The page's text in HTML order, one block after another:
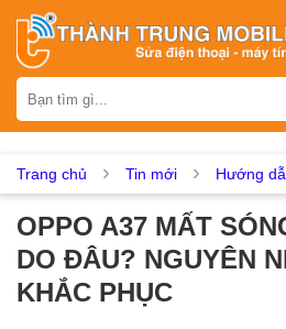
iPhone Samsung
Nokia
Asus Sony Vertu
Dịch vụ sửa chữa
Thay loa
Trang chủ Tin mới Hướng
OPPO A37 MẤT
DO ĐÂU? NGUYÊN
KHẮC PHỤC